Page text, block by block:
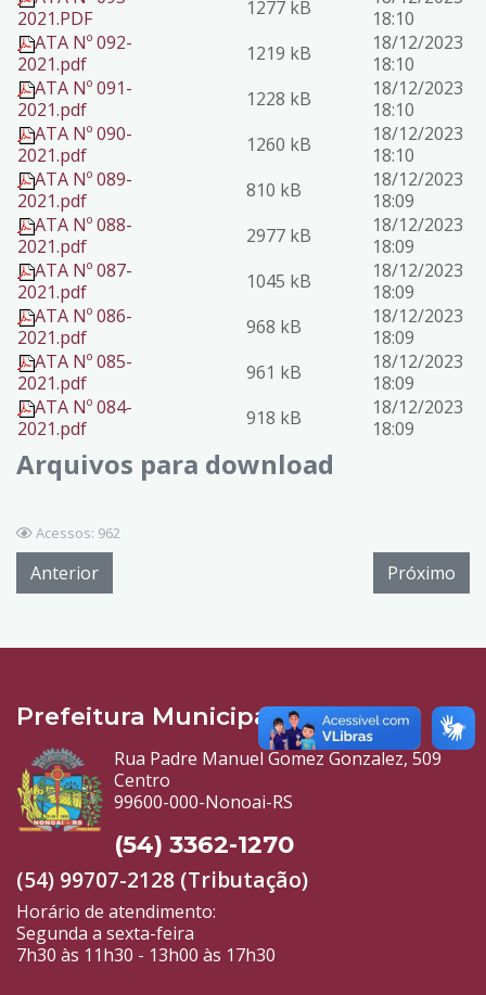
Arquivos para download
2021.PDF
1277 kB
18:10
ATA Nº 092-
2021.pdf
1219 kB
18/12/2023
18:10
ATA Nº 091-
2021.pdf
1228 kB
18/12/2023
18:10
ATA Nº 090-
2021.pdf
1260 kB
18/12/2023
18:10
ATA Nº 089-
2021.pdf
810 kB
18/12/2023
18:09
ATA Nº 088-
2021.pdf
2977 kB
18/12/2023
18:09
ATA Nº 087-
2021.pdf
1045 kB
18/12/2023
18:09
ATA Nº 086-
2021.pdf
968 kB
18/12/2023
18:09
ATA Nº 085-
2021.pdf
961 kB
18/12/2023
18:09
ATA Nº 084-
2021.pdf
918 kB
18/12/2023
18:09
Acessos: 962
Anterior Próximo
Prefeitura Municipal
Rua Padre Manuel Gomez Gonzalez, 509
Centro
99600-000-Nonoai-RS
(54) 3362-1270
(54) 99707-2128 (Tributação)
Horário de atendimento:
Segunda a sexta-feira
7h30 às 11h30 - 13h00 às 17h30